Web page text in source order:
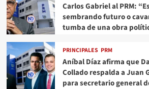
Carlos Gabriel al PRM:
sembrando futuro o
tumba de una obra
PRINCIPALES PRM
Aníbal Díaz afirma que
Collado respalda a Juan
para secretario general